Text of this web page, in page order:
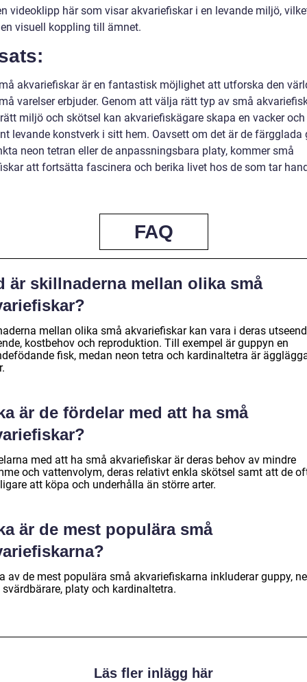
videoklipp här som visar akvariefiskar i en levande miljö,
visuell koppling till ämnet.
akvariefiskar är en fantastisk möjlighet att utforska den
varelser erbjuder. Genom att välja rätt typ av små
miljö och skötsel kan akvariefiskägare skapa en vacker och
levande konstverk i sitt hem. Oavsett om det är de färgglada
neon tetran eller de anpassningsbara platy, kommer små
att fortsätta fascinera och berika livet hos de som tar
FAQ
är skillnaderna mellan olika små
mellan olika små akvariefiskar kan vara i deras
kostbehov och reproduktion. Till exempel är guppyn en
fisk, medan neon tetra och kardinaltetra är
är de fördelar med att ha små
med att ha små akvariefiskar är deras behov av mindre
och vattenvolym, deras relativt enkla skötsel samt att de
att köpa och underhålla än större arter.
är de mest populära små
av de mest populära små akvariefiskarna inkluderar guppy,
svärdbärare, platy och kardinaltetra.
Läs fler inlägg här